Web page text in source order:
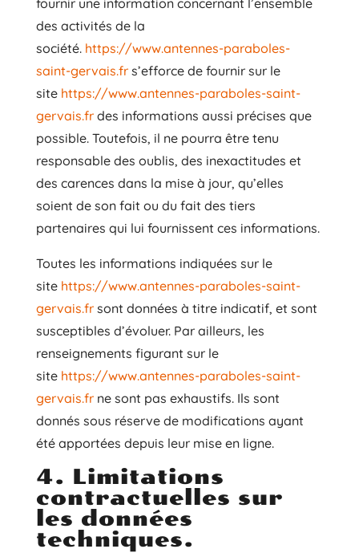
des activités de la
société. https://www.antennes-paraboles-
saint-gervais.fr s’efforce de fournir sur le
site https://www.antennes-paraboles-saint-
gervais.frdes informations aussi précises que
possible. Toutefois, il ne pourra être tenu
responsable des oublis, des inexactitudes et
des carences dans la mise à jour, qu’elles
soient de son fait ou du fait des tiers
partenaires qui lui fournissent ces informations.
Toutes les informations indiquées sur le
site https://www.antennes-paraboles-saint-
gervais.frsont données à titre indicatif, et sont
susceptibles d’évoluer. Par ailleurs, les
renseignements figurant sur le
site https://www.antennes-paraboles-saint-
gervais.frne sont pas exhaustifs. Ils sont
donnés sous réserve de modifications ayant
été apportées depuis leur mise en ligne.
4. Limitations
contractuelles sur
les données
techniques.